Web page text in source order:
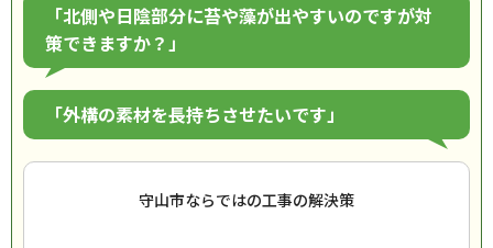
「北側や日陰部分に苔や藻が出やすいのですが対
策できますか？」
「外構の素材を長持ちさせたいです」
守山市ならではの工事の解決策